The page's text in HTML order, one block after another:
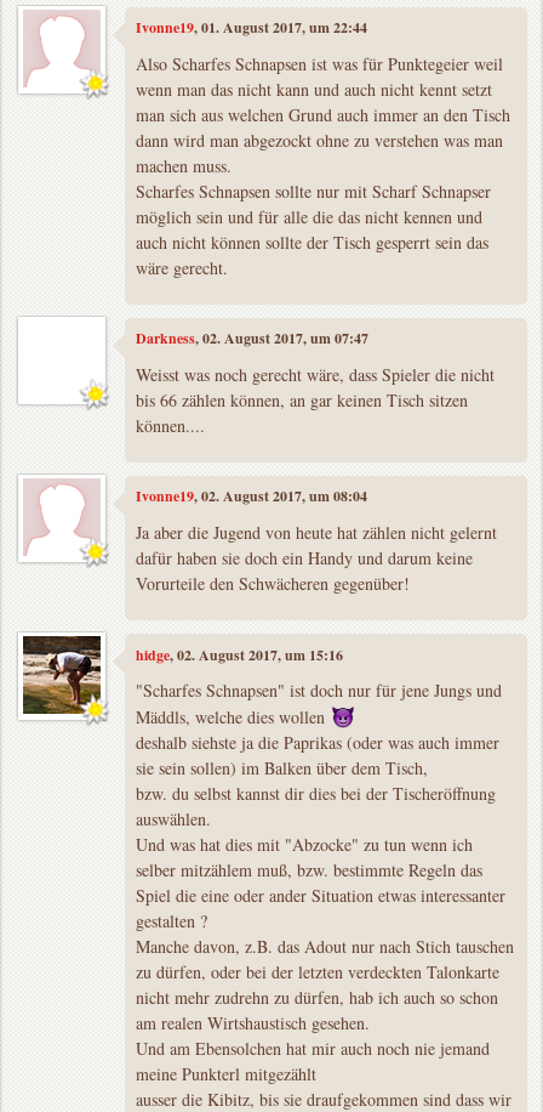
Ivonne19, 01. August 2017, um 22:44
Also Scharfes Schnapsen ist was für Punktegeier weil
wenn man das nicht kann und auch nicht kennt setzt
man sich aus welchen Grund auch immer an den Tisch
dann wird man abgezockt ohne zu verstehen was man
machen muss.
Scharfes Schnapsen sollte nur mit Scharf Schnapser
möglich sein und für alle die das nicht kennen und
auch nicht können sollte der Tisch gesperrt sein das
wäre gerecht.
Darkness, 02. August 2017, um 07:47
Weisst was noch gerecht wäre, dass Spieler die nicht
bis 66 zählen können, an gar keinen Tisch sitzen
können....
Ivonne19, 02. August 2017, um 08:04
Ja aber die Jugend von heute hat zählen nicht gelernt
dafür haben sie doch ein Handy und darum keine
Vorurteile den Schwächeren gegenüber!
hidge, 02. August 2017, um 15:16
"Scharfes Schnapsen" ist doch nur für jene Jungs und
Mäddls, welche dies wollen
deshalb siehste ja die Paprikas (oder was auch immer
sie sein sollen) im Balken über dem Tisch,
bzw. du selbst kannst dir dies bei der Tischeröffnung
auswählen.
Und was hat dies mit "Abzocke" zu tun wenn ich
selber mitzählem muß, bzw. bestimmte Regeln das
Spiel die eine oder ander Situation etwas interessanter
gestalten ?
Manche davon, z.B. das Adout nur nach Stich tauschen
zu dürfen, oder bei der letzten verdeckten Talonkarte
nicht mehr zudrehn zu dürfen, hab ich auch so schon
am realen Wirtshaustisch gesehen.
Und am Ebensolchen hat mir auch noch nie jemand
meine Punkterl mitgezählt
ausser die Kibitz, bis sie draufgekommen sind dass wir